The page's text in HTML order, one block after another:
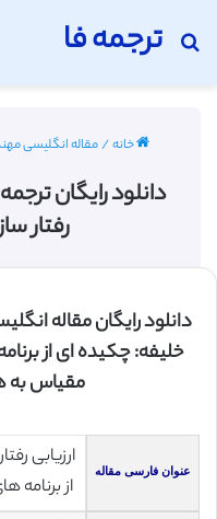
ترجمه فا
جستجو برای
خانه/مقاله انگلیسی
دانلود رایگان
رفتار
دانلود رایگان مقاله
خلیفه: چکیده ای از
مقیاس به
عنوان فارسی مقاله
ارزیابی
از